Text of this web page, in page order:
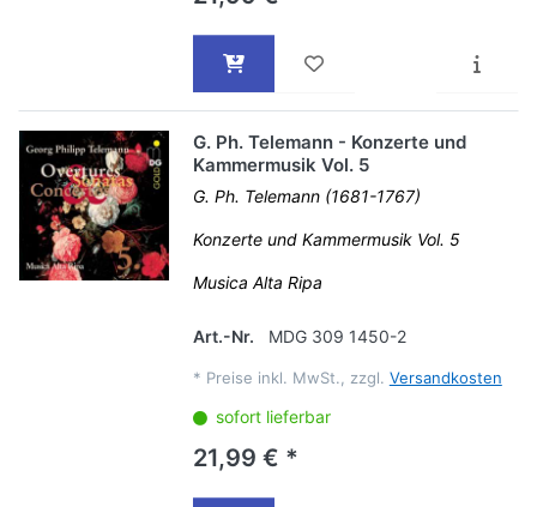
G. Ph. Telemann - Konzerte und
Kammermusik Vol. 5
G. Ph. Telemann (1681-1767)
Konzerte und Kammermusik Vol. 5
Musica Alta Ripa
Art.-Nr. MDG 309 1450-2
* Preise inkl. MwSt., zzgl. Versandkosten
sofort lieferbar
21,99 € *